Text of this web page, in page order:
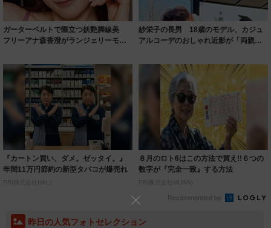
ガーターベルトで際立つ妖艶脚線美
フリーアナ森香澄がランジェリーモデ
紗栄子の長男 18歳のモデル、カジュ
アルコーデのおしゃれ近影が「両親の
『カートン買い、ダメ。ゼッタイ。』
年間11万円節約の新型タバコが爆売れ
PR(株式会社HAL)
８月のロト6はこの方法で買え!!６つの
数字が『完全一致』する方法
PR(株式会社MURA)
Recommended by
昨日の人気フォトセレクション